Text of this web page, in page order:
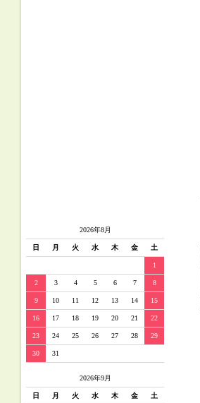
2026年8月
日 月 火 水 木 金 土
1
2 3 4 5 6 7 8
9 10 11 12 13 14 15
16 17 18 19 20 21 22
23 24 25 26 27 28 29
30 31
2026年9月
日 月 火 水 木 金 土